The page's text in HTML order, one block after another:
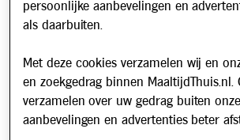
persoonlijke aanbevelingen en
als daarbuiten.
Met deze cookies verzamelen wij en
en zoekgedrag binnen
verzamelen over uw gedrag buiten
aanbevelingen en advertenties beter